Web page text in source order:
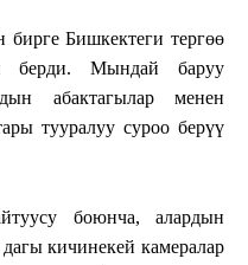
Бишкектеги тергөө
берди. Мындай баруу
абактагылар менен
тууралуу суроо берүү
боюнча, алардын
кичинекей камералар